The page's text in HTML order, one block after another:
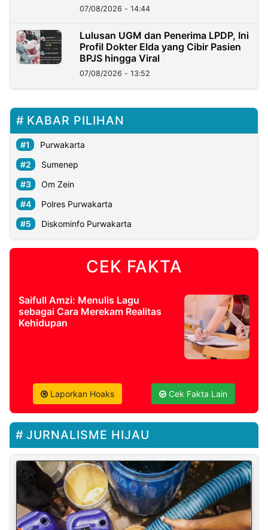
07/08/2026 - 14:44
Lulusan UGM dan Penerima LPDP, Ini
Profil Dokter Elda yang Cibir Pasien
BPJS hingga Viral
07/08/2026 - 13:52
KABAR PILIHAN
Purwakarta
Sumenep
Om Zein
Polres Purwakarta
Diskominfo Purwakarta
CEK FAKTA
Saifull Amzi: Menulis Lagu
sebagai Cara Merekam Realitas
Kehidupan
Laporkan Hoaks Cek Fakta Lain
JURNALISME HIJAU